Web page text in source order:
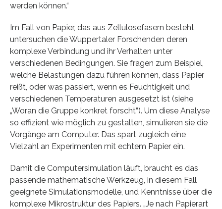
werden können.“
Im Fall von Papier, das aus Zellulosefasern besteht,
untersuchen die Wuppertaler Forschenden deren
komplexe Verbindung und ihr Verhalten unter
verschiedenen Bedingungen. Sie fragen zum Beispiel,
welche Belastungen dazu führen können, dass Papier
reißt, oder was passiert, wenn es Feuchtigkeit und
verschiedenen Temperaturen ausgesetzt ist (siehe
„Woran die Gruppe konkret forscht“). Um diese Analyse
so effizient wie möglich zu gestalten, simulieren sie die
Vorgänge am Computer. Das spart zugleich eine
Vielzahl an Experimenten mit echtem Papier ein.
Damit die Computersimulation läuft, braucht es das
passende mathematische Werkzeug, in diesem Fall
geeignete Simulationsmodelle, und Kenntnisse über die
komplexe Mikrostruktur des Papiers. „Je nach Papierart